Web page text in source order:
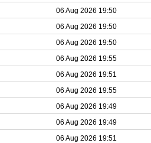
06 Aug 2026 19:50
06 Aug 2026 19:50
06 Aug 2026 19:50
06 Aug 2026 19:55
06 Aug 2026 19:51
06 Aug 2026 19:55
06 Aug 2026 19:49
06 Aug 2026 19:49
06 Aug 2026 19:51